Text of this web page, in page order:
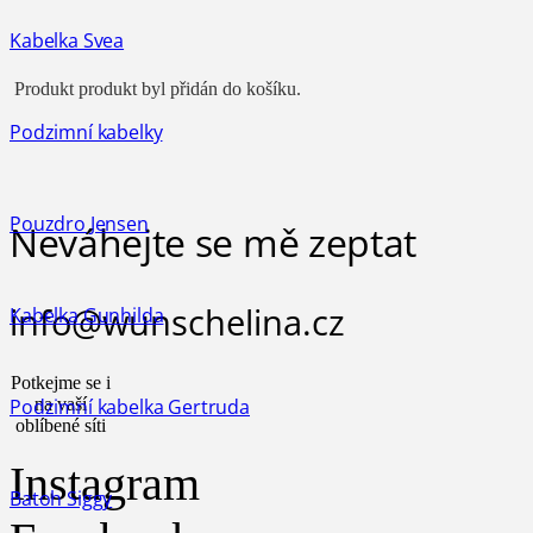
Produkt produkt byl přidán do košíku.
Kabelka Svea
Podzimní kabelky
Pouzdro Jensen
Kabelka Gunhilda
Podzimní kabelka Gertruda
Batoh Siggy
Neváhejte se mě zeptat
info@wunschelina.cz
Potkejme se i
na vaší
oblíbené síti
Instagram